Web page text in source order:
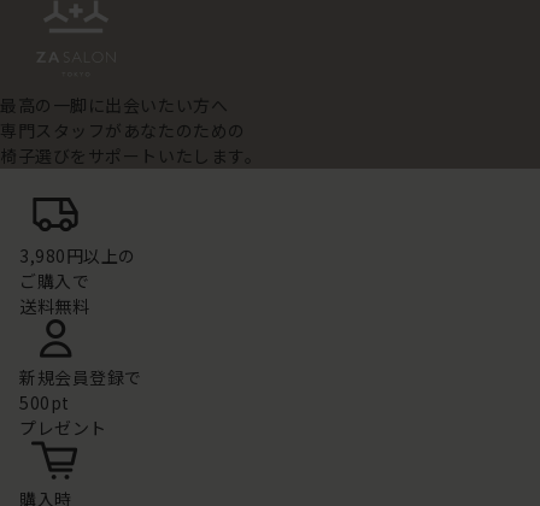
最高の一脚に出会いたい方へ
専門スタッフがあなたのための
椅子選びをサポートいたします。
3,980円以上の
ご購入で
送料無料
新規会員登録で
500pt
プレゼント
購入時